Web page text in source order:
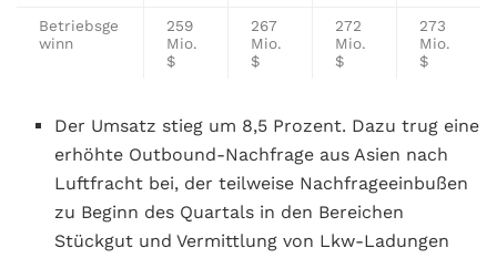
Betriebsge
winn
259
Mio.
$
267
Mio.
$
272
Mio.
$
273
Mio.
$
Der Umsatz stieg um 8,5 Prozent. Dazu trug eine
erhöhte Outbound-Nachfrage aus Asien nach
Luftfracht bei, der teilweise Nachfrageeinbußen
zu Beginn des Quartals in den Bereichen
Stückgut und Vermittlung von Lkw-Ladungen